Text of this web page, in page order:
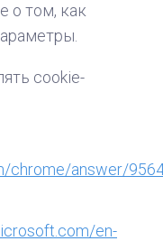
о том, как
cookie-
chrome/answer/
en-